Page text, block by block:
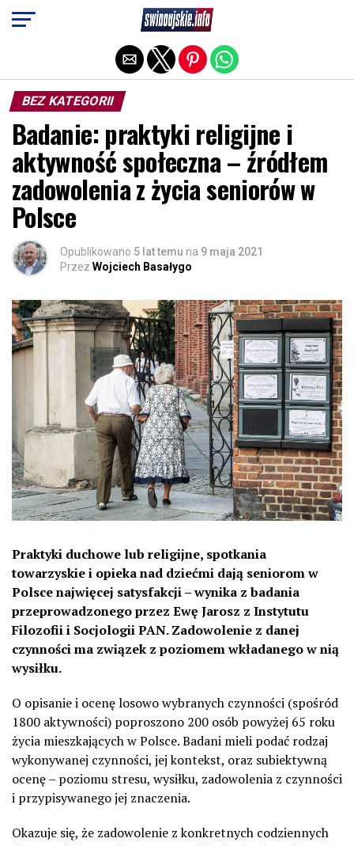
BEZ KATEGORII
Badanie: praktyki religijne i
aktywność społeczna – źródłem
zadowolenia z życia seniorów w
Polsce
Opublikowano 5 lat temu na 9 maja 2021
Przez Wojciech Basałygo
Praktyki duchowe lub religijne, spotkania
towarzyskie i opieka nad dziećmi dają seniorom w
Polsce najwięcej satysfakcji – wynika z badania
przeprowadzonego przez Ewę Jarosz z Instytutu
Filozofii i Socjologii PAN. Zadowolenie z danej
czynności ma związek z poziomem wkładanego w nią
wysiłku.
O opisanie i ocenę losowo wybranych czynności (spośród
1800 aktywności) poproszono 200 osób powyżej 65 roku
życia mieszkających w Polsce. Badani mieli podać rodzaj
wykonywanej czynności, jej kontekst, oraz subiektywną
ocenę – poziomu stresu, wysiłku, zadowolenia z czynności
i przypisywanego jej znaczenia.
Okazuje się, że zadowolenie z konkretnych codziennych
Exit mobile version